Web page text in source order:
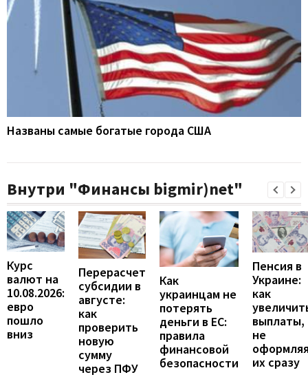
Названы самые богатые города США
Внутри "Финансы bigmir)net"
Курс
валют на
10.08.2026:
евро
пошло
вниз
Перерасчет
субсидии в
августе:
как
проверить
новую
сумму
через ПФУ
Как
украинцам не
потерять
деньги в ЕС:
правила
финансовой
безопасности
Пенсия в
Украине:
как
выплаты,
не
их сразу